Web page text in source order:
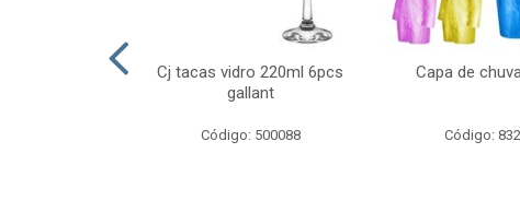
Cj tacas vidro 220ml 6pcs
gallant
Código: 500088
Capa de
Código: